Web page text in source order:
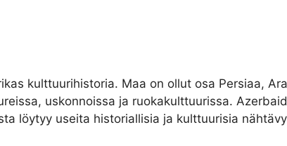
kulttuurihistoria. Maa on ollut osa Persiaa,
uskonnoissa ja ruokakulttuurissa.
löytyy useita historiallisia ja kulttuurisia